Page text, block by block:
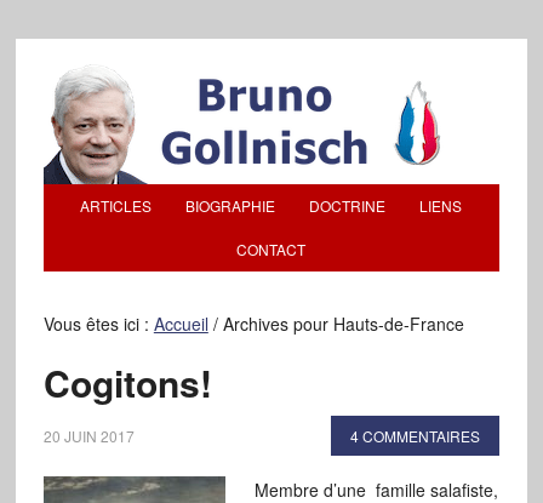
ARTICLES BIOGRAPHIE DOCTRINE LIENS
CONTACT
Vous êtes ici : Accueil /Archives pour Hauts-de-France
Cogitons!
20 JUIN 2017 4 COMMENTAIRES
Membre d’une famille salafiste,